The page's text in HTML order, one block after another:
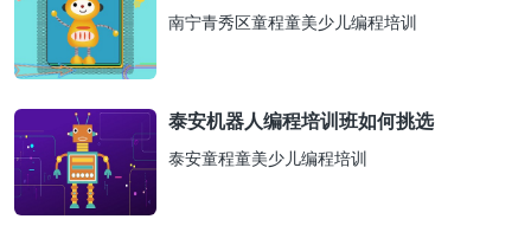
南宁青秀区童程童美少儿编程培训
泰安机器人编程培训班如何挑选
泰安童程童美少儿编程培训